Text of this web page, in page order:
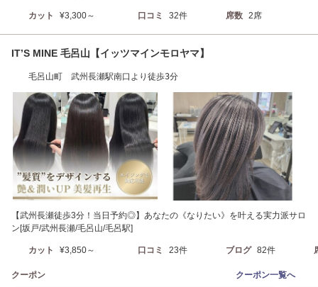
カット ¥3,300～ 口コミ 32件 席数 2席
IT’S MINE 毛呂山【イッツマインモロヤマ】
毛呂山町 武州長瀬駅南口より徒歩3分
【武州長瀬徒歩3分！当日予約◎】あなたの《なりたい》を叶える実力派サロ
ン[坂戸/武州長瀬/毛呂山/毛呂駅]
カット ¥3,850～ 口コミ 23件 ブログ 82件
クーポン クーポン一覧へ